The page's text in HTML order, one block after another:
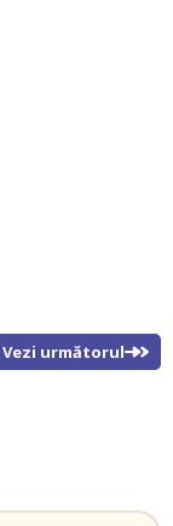
Vezi următorul